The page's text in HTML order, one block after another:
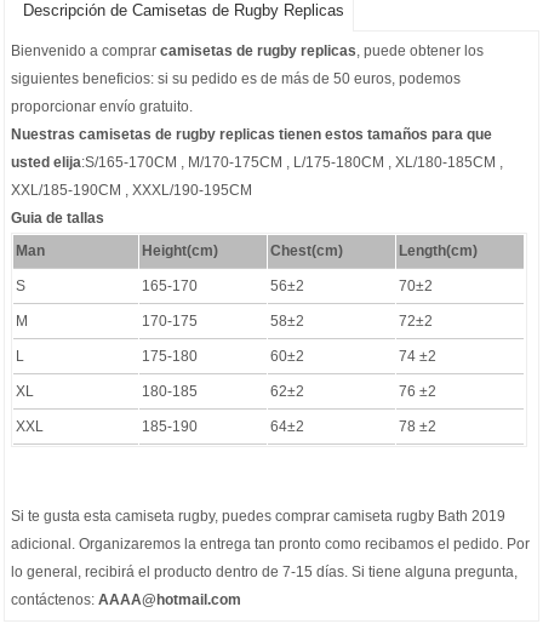
Descripción de Camisetas de Rugby Replicas
Bienvenido a comprar camisetas de rugby replicas, puede obtener los
siguientes beneficios: si su pedido es de más de 50 euros, podemos
proporcionar envío gratuito.
Nuestras camisetas de rugby replicas tienen estos tamaños para que
usted elija:S/165-170CM , M/170-175CM , L/175-180CM , XL/180-185CM ,
XXL/185-190CM , XXXL/190-195CM
Guia de tallas
Man
Height(cm) Chest(cm) Length(cm)
S 165-170 56±2 70±2
M 170-175 58±2 72±2
L 175-180 60±2 74 ±2
XL 180-185 62±2 76 ±2
XXL 185-190 64±2 78 ±2
Si te gusta esta camiseta rugby, puedes comprar camiseta rugby Bath 2019
adicional. Organizaremos la entrega tan pronto como recibamos el pedido. Por
lo general, recibirá el producto dentro de 7-15 días. Si tiene alguna pregunta,
contáctenos: AAAA@hotmail.com